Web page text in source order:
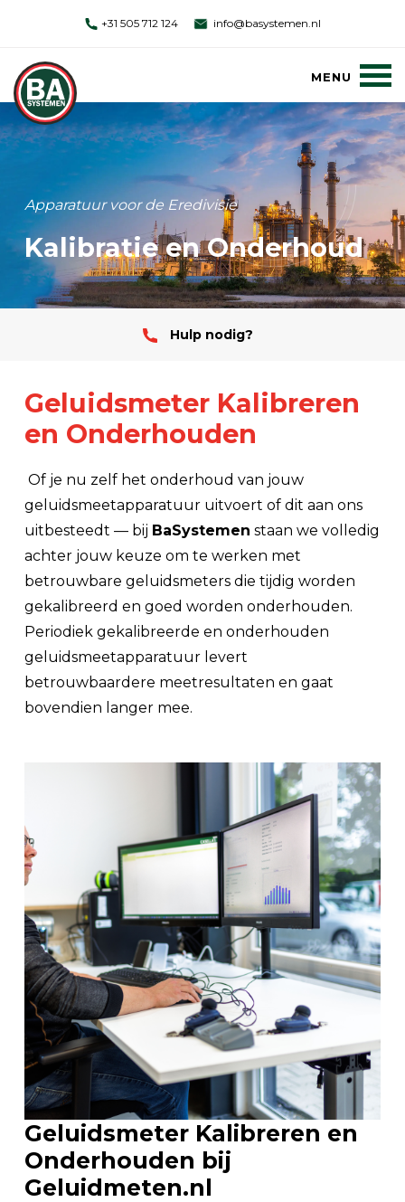
+31 505 712 124 info@basystemen.nl
Apparatuur voor de Eredivisie
Kalibratie en Onderhoud
Hulp nodig?
Geluidsmeter Kalibreren
en Onderhouden
Of je nu zelf het onderhoud van jouw
geluidsmeetapparatuur uitvoert of dit aan ons
uitbesteedt — bij BaSystemen staan we volledig
achter jouw keuze om te werken met
betrouwbare geluidsmeters die tijdig worden
gekalibreerd en goed worden onderhouden.
Periodiek gekalibreerde en onderhouden
geluidsmeetapparatuur levert
betrouwbaardere meetresultaten en gaat
bovendien langer mee.
Geluidsmeter Kalibreren en
Onderhouden bij
Geluidmeten.nl